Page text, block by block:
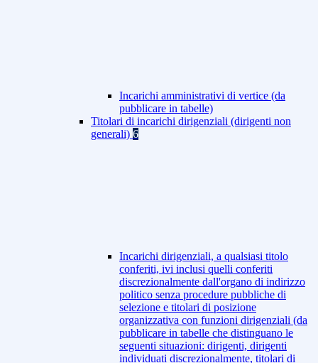
Incarichi amministrativi di vertice (da
pubblicare in tabelle)
Titolari di incarichi dirigenziali (dirigenti non
generali) 6
Incarichi dirigenziali, a qualsiasi titolo
conferiti, ivi inclusi quelli conferiti
discrezionalmente dall'organo di indirizzo
politico senza procedure pubbliche di
selezione e titolari di posizione
organizzativa con funzioni dirigenziali (da
pubblicare in tabelle che distinguano le
seguenti situazioni: dirigenti, dirigenti
individuati discrezionalmente, titolari di